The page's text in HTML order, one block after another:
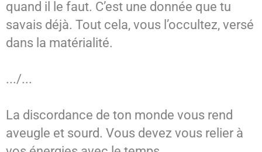
quand il le faut. C’est une donnée que tu
savais déjà. Tout cela, vous l’occultez, versé
dans la matérialité.
.../...
La discordance de ton monde vous rend
aveugle et sourd. Vous devez vous relier à